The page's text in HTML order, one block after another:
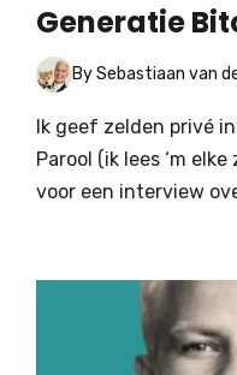
Generatie
By Sebastiaan van
Ik geef zelden privé
Parool (ik lees ‘m
voor een interview